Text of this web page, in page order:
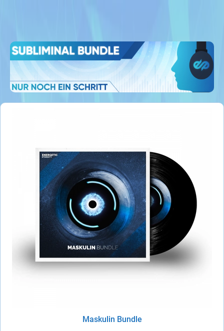
Maskulin Bundle